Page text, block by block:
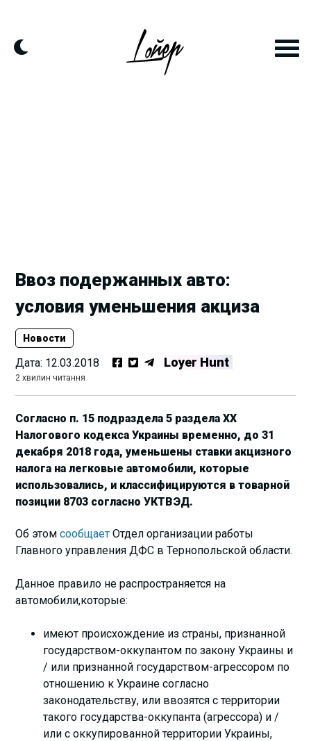
контенту
Ввоз подержанных авто:
условия уменьшения акциза
Новости
Дата: 12.03.2018 Loyer Hunt
2 хвилин читання
Согласно п. 15 подраздела 5 раздела ХХ
Налогового кодекса Украины временно, до 31
декабря 2018 года, уменьшены ставки акцизного
налога на легковые автомобили, которые
использовались, и классифицируются в товарной
позиции 8703 согласно УКТВЭД.
Об этомсообщает Отдел организации работы
Главного управления ДФС в Тернопольской области.
Данное правило не распространяется на
автомобили,которые:
имеют происхождение из страны, признанной
государством-оккупантом по закону Украины и
/ или признанной государством-агрессором по
отношению к Украине согласно
законодательству, или ввозятся с территории
такого государства-оккупанта (агрессора) и /
или с оккупированной территории Украины,